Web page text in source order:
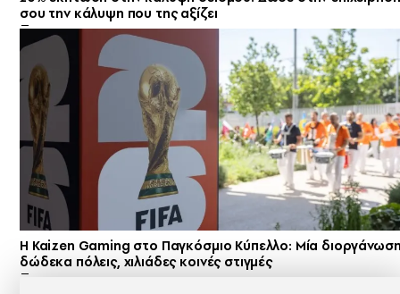
σου την κάλυψη που της αξίζει
H Kaizen Gaming στο Παγκόσμιο Kύπελλο: Μία
δώδεκα πόλεις, χιλιάδες κοινές στιγμές